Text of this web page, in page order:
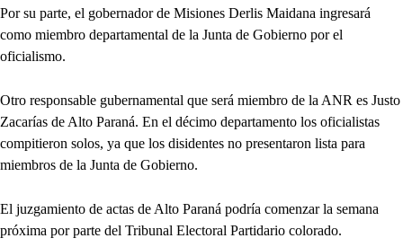
Por su parte, el gobernador de Misiones Derlis Maidana ingresará
como miembro departamental de la Junta de Gobierno por el
oficialismo.
Otro responsable gubernamental que será miembro de la ANR es Justo
Zacarías de Alto Paraná. En el décimo departamento los oficialistas
compitieron solos, ya que los disidentes no presentaron lista para
miembros de la Junta de Gobierno.
El juzgamiento de actas de Alto Paraná podría comenzar la semana
próxima por parte del Tribunal Electoral Partidario colorado.